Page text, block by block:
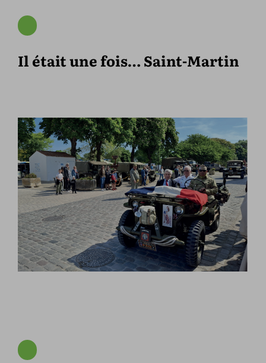
Il était une fois… Saint-Martin